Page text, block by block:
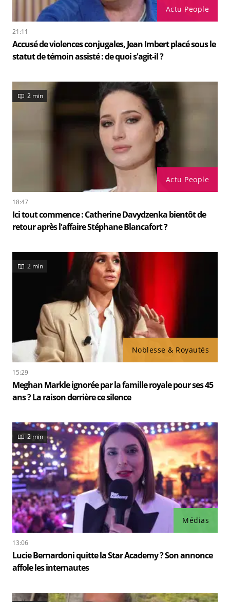
Actu People
21:11
Accusé de violences conjugales, Jean Imbert placé sous le
statut de témoin assisté : de quoi s'agit-il ?
Actu People
2 min
18:47
Ici tout commence : Catherine Davydzenka bientôt de
retour après l'affaire Stéphane Blancafort ?
Noblesse & Royautés
2 min
15:29
Meghan Markle ignorée par la famille royale pour ses 45
ans ? La raison derrière ce silence
Médias
2 min
13:06
Lucie Bernardoni quitte la Star Academy ? Son annonce
affole les internautes